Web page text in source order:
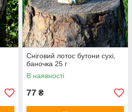
Сніговий лотос бутони сухі,
баночка 25 г
В наявності
77 ₴